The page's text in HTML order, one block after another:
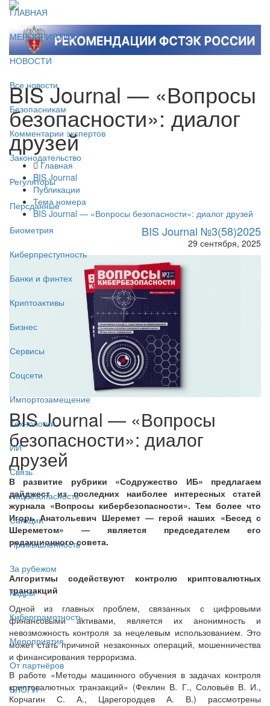
ГЛАВНАЯ
МЕРОПРИЯТИЯ
НОВОСТИ
Все новости
Безопасникам
Комментарии экспертов
Законодательство
Регуляторы
Персданные
Биометрия
Киберпреступность
Банки и финтех
Криптоактивы
Бизнес
Сервисы
Соцсети
Импортозамещение
Технологии
ИИ
Связь
Нацбезопасность
Санкции
Промышленность
За рубежом
Кадры
Киберграмотность
Мероприятия
От партнёров
БЛОГИ
BIS Journal — «Вопросы
безопасности»: диалог
друзей
Главная
BIS Journal
Публикации
Тема номера
BIS Journal — «Вопросы безопасности»: диалог друзей
BIS Journal №3(58)2025
29 сентября, 2025
BIS Journal — «Вопросы
безопасности»: диалог
друзей
В развитие рубрики «Содружество ИБ» предлагаем
дайджест из последних наиболее интересных статей
журнала «Вопросы кибербезопасности». Тем более что
Игорь Анатольевич Шеремет — герой наших «Бесед с
Шереметом» — является председателем его
редакционного совета.
Алгоритмы содействуют контролю криптовалютных
транзакций
Одной из главных проблем, связанных с цифровыми
финансовыми активами, является их анонимность и
невозможность контроля за нецелевым использованием. Это
может стать причиной незаконных операций, мошенничества
и финансирования терроризма.
В работе «Методы машинного обучения в задачах контроля
криптовалютных транзакций» (Феклин В. Г., Соловьёв В. И.,
Корчагин С. А., Царегородцев А. В.) рассмотрены